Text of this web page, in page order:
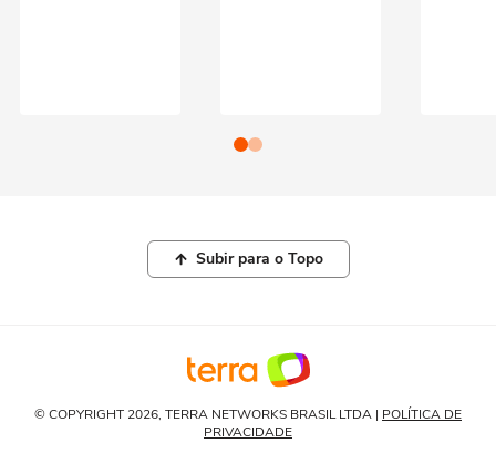
Subir para o Topo
© COPYRIGHT 2026, TERRA NETWORKS BRASIL LTDA | POLÍTICA DE
PRIVACIDADE